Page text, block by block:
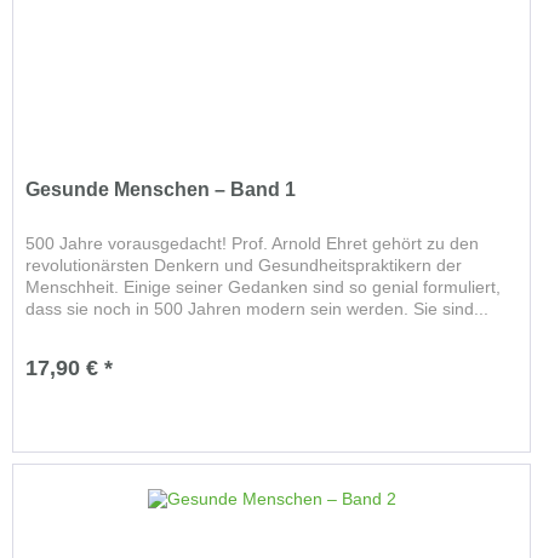
Gesunde Menschen – Band 1
500 Jahre vorausgedacht! Prof. Arnold Ehret gehört zu den
revolutionärsten Denkern und Gesundheitspraktikern der
Menschheit. Einige seiner Gedanken sind so genial formuliert,
dass sie noch in 500 Jahren modern sein werden. Sie sind...
17,90 € *